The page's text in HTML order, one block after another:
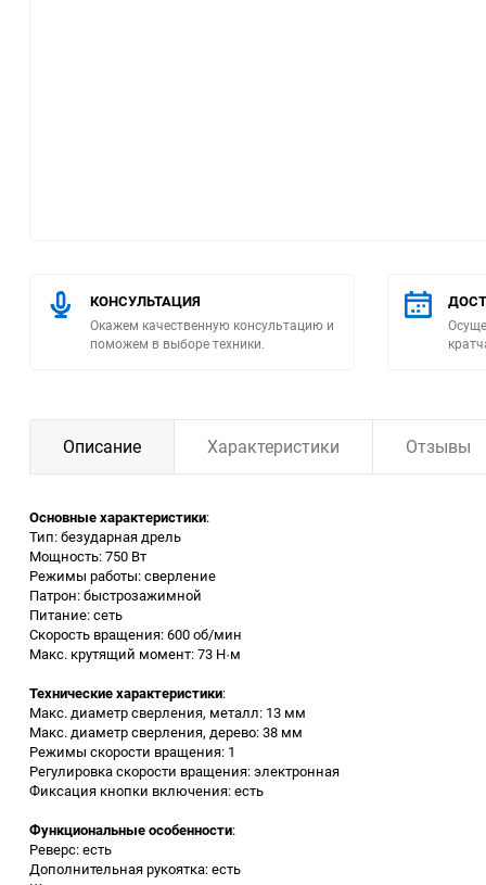
Климатическая техника
Измерительное
оборудование
Заточные станки (точила)
Дровоколы
Грузоподъемное
оборудование
Гидроаккумуляторы и
расширительные баки
Вытяжная вентиляция
Вибротехника
КОНСУЛЬТАЦИЯ
Окажем качественную консультацию и
поможем в выборе техники.
Описание Характеристики Отзывы
Основные характеристики:
Тип: безударная дрель
Мощность: 750 Вт
Режимы работы: сверление
Патрон: быстрозажимной
Питание: сеть
Скорость вращения: 600 об/мин
Макс. крутящий момент: 73 Н·м
Технические характеристики:
Макс. диаметр сверления, металл: 13 мм
Макс. диаметр сверления, дерево: 38 мм
Режимы скорости вращения: 1
Регулировка скорости вращения: электронная
Фиксация кнопки включения: есть
Функциональные особенности:
Реверс: есть
Дополнительная рукоятка: есть